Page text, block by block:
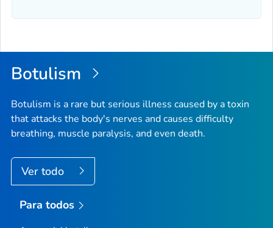
Botulism
Botulism is a rare but serious illness caused by a toxin
that attacks the body's nerves and causes difficulty
breathing, muscle paralysis, and even death.
Ver todo
Para todos